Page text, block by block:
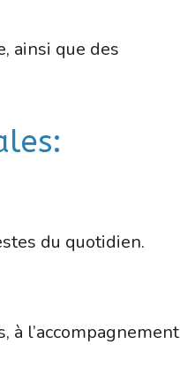
ainsi que des
du quotidien.
à l’accompagnement